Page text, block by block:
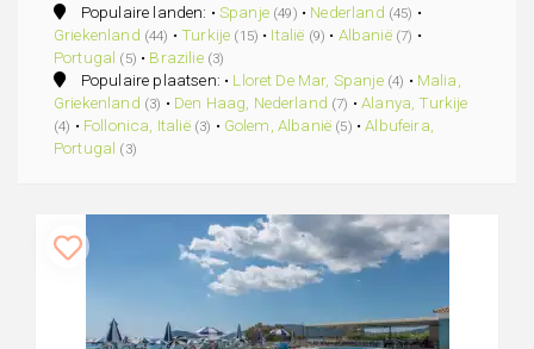
Populaire landen: •Spanje (49) • Nederland (45) •
Griekenland (44) • Turkije (15) • Italië (9) • Albanië (7) •
Portugal (5) • Brazilie (3)
Populaire plaatsen: • Lloret De Mar, Spanje (4) • Malia,
Griekenland (3) • Den Haag, Nederland (7) •Alanya, Turkije
(4) • Follonica, Italië (3) • Golem, Albanië (5) •Albufeira,
Portugal (3)